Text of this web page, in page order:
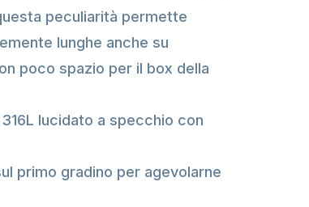
peculiarità permette
lunghe anche su
poco spazio per il box della
lucidato a specchio con
primo gradino per agevolarne